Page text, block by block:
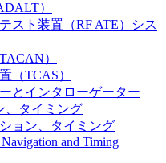
）
スト装置（RF ATE）シス
）
（TCAS）
とインタローゲーター
、タイミング
ョン、タイミング
and Timing